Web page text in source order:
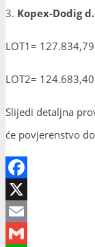
3. Kopex-Dodig
LOT1=
LOT2=
Slijedi detaljna
će povjerenstvo
Facebook
X
Email